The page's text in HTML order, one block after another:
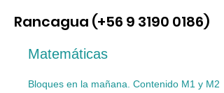
Rancagua (+56 9 3190 0186)
Matemáticas
Bloques en la mañana. Contenido M1 y M2